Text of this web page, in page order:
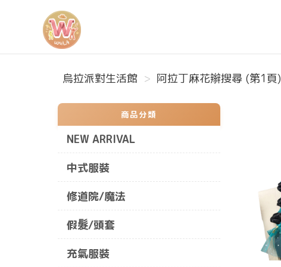
烏拉派對生活館
烏拉派對生活館 阿拉丁麻花辮搜尋 (第1頁)
商品分類
NEW ARRIVAL
中式服裝
修道院/魔法
假髮/頭套
充氣服裝